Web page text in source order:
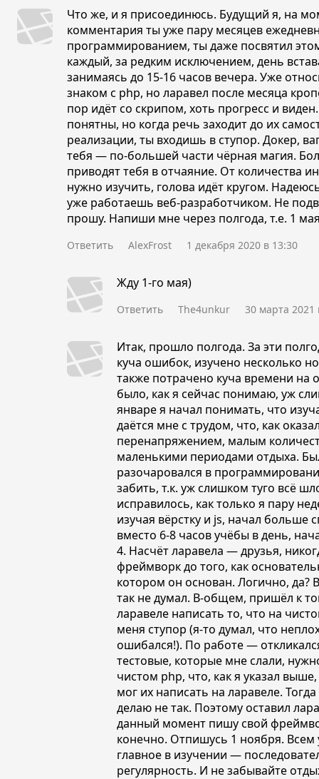
Что же, и я присоединюсь. Будущий я, на
комментария ты уже пару месяцев
программированием, ты даже посвятил
каждый, за редким исключением, день
занимаясь до 15-16 часов вечера. Уже
знаком с php, но ларавел после месяца
пор идёт со скрипом, хоть прогресс и
понятны, но когда речь заходит до их
реализации, ты входишь в ступор. Докер,
тебя — по-большей части чёрная магия.
приводят тебя в отчаяние. От количества
нужно изучить, голова идёт кругом.
уже работаешь веб-разработчиком. Не
прошу. Напиши мне через полгода, т.е. 1
Ответить AlexFrost 1 декабря 2020 в 13:30
Жду 1-го мая)
Ответить The4unkur 30 марта 2021
Итак, прошло полгода. За эти
куча ошибок, изучено несколько
также потрачено куча времени на
было, как я сейчас понимаю, уж
январе я начал понимать, что
даётся мне с трудом, что, как
перенапряжением, малым
маленькими периодами отдыха.
разочаровался в
забить, т.к. уж слишком туго всё
исправилось, как только я пару
изучая вёрстку и js, начал больше
вместо 6-8 часов учёбы в день,
4. Насчёт ларавела — друзья,
фреймворк до того, как
котором он основан. Логично, да?
так не думал. В-общем, пришёл к
ларавеле написать то, что на
меня ступор (я-то думал, что
ошибался!). По работе —
тестовые, которые мне слали,
чистом php, что, как я указал
мог их написать на ларавеле.
делаю не так. Поэтому оставил
данный момент пишу свой
конечно. Отпишусь 1 ноября. Всем
главное в изучении —
регулярность. И не забывайте